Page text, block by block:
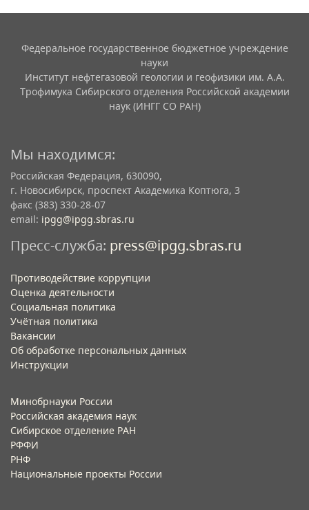
Федеральное государственное бюджетное учреждение
науки
Институт нефтегазовой геологии и геофизики им. А.А.
Трофимука Сибирского отделения Российской академии
наук (ИНГГ СО РАН)
Мы находимся:
Российская Федерация, 630090,
г. Новосибирск, проспект Академика Коптюга, 3
факс (383) 330-28-07
email: ipgg@ipgg.sbras.ru
Пресс-служба: press@ipgg.sbras.ru
Противодействие коррупции
Оценка деятельности
Социальная политика
Учётная политика​
Вакансии​
Об обработке персональных данных​
Инструкции​
Минобрнауки России
Российская академия наук
Сибирское отделение РАН
РФФИ
РНФ
Национальные проекты России